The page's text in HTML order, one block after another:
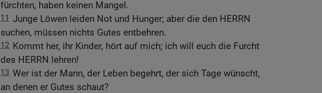
fürchten, haben keinen Mangel.
11 Junge Löwen leiden Not und Hunger; aber die den HERRN
suchen, müssen nichts Gutes entbehren.
12 Kommt her, ihr Kinder, hört auf mich; ich will euch die Furcht
des HERRN lehren!
13 Wer ist der Mann, der Leben begehrt, der sich Tage wünscht,
an denen er Gutes schaut?